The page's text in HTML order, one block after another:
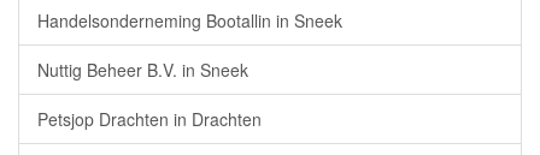
Handelsonderneming Bootallin in Sneek
Nuttig Beheer B.V. in Sneek
Petsjop Drachten in Drachten